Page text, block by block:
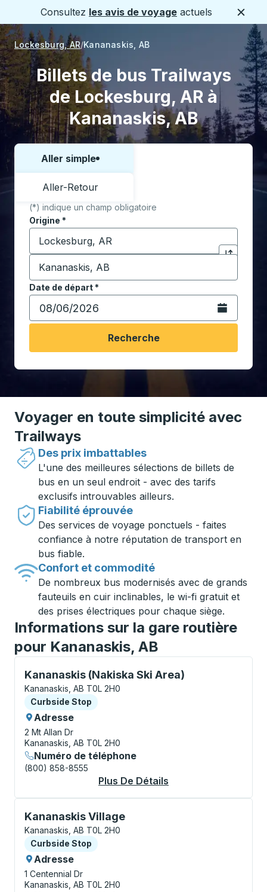
Consultez les avis de voyage actuels
Lockesburg, AR Kananaskis, AB
Billets de bus Trailways
de Lockesburg, AR à
Kananaskis, AB
Choisissez un sens ou un aller-retour:
Aller simple
Aller-Retour
(*) indique un champ obligatoire
Origine *
Commencez à saisir la ville d'origine pour ouvrir
Cliquez
Destination*
Commencez à saisir la ville de destination pour
Date de départ*
Tapez la date au format date Barre oblique du mois à
Ouvrez le
Recherche
Voyager en toute simplicité avec
Trailways
Des prix imbattables
L'une des meilleures sélections de billets de
bus en un seul endroit - avec des tarifs
exclusifs introuvables ailleurs.
Fiabilité éprouvée
Des services de voyage ponctuels - faites
confiance à notre réputation de transport en
bus fiable.
Confort et commodité
De nombreux bus modernisés avec de grands
fauteuils en cuir inclinables, le wi-fi gratuit et
des prises électriques pour chaque siège.
Informations sur la gare routière
pour Kananaskis, AB
Kananaskis (Nakiska Ski Area)
Curbside Stop, utilisez les touches fléchées ou la
Kananaskis, AB T0L 2H0
Curbside Stop
Curbside Stop
Adresse
2 Mt Allan Dr
Kananaskis, AB T0L 2H0
Numéro de téléphone
(800) 858-8555
Plus De Détails
Kananaskis Village
Curbside Stop, utilisez les touches fléchées ou la
Kananaskis, AB T0L 2H0
Curbside Stop
Curbside Stop
Adresse
1 Centennial Dr
Kananaskis, AB T0L 2H0